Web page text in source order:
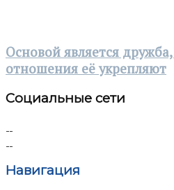
Основой является
отношения её укрепляют
Социальные сети
Навигация